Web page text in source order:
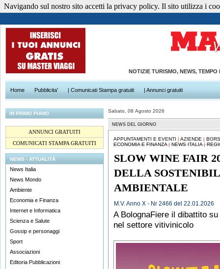
NOTIZIE TURISMO, NEWS,
Home Pubblicita' | Comunicati Stampa gratuiti | Annunci gratuiti
IN PRIMO PIANO
ANNUNCI GRATUITI
COMUNICATI STAMPA GRATUITI
NEWS - ATTUALITÀ
News Italia
News Mondo
Ambiente
Economia e Finanza
Internet e Informatica
Scienza e Salute
Gossip e personaggi
Sport
Associazioni
Editoria Pubblicazioni
Sabato, 08 Agosto 2026
NEWS DEL GIORNO
APPUNTAMENTI E EVENTI | AZIENDE |
ECONOMIA E FINANZA|NEWS ITALIA|
SLOW WINE FAIR
DELLA
AMBIENTALE
M.V. Anno X - Nr 2466 del 22.01.2026
A BolognaFiere il dibattito
nel settore vitivinicolo
Navigando sul nostro sito accetti la privacy policy. Il sito utilizza i